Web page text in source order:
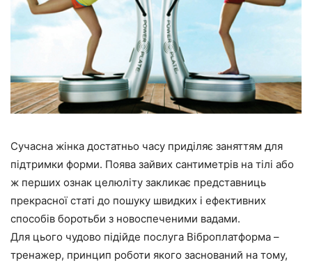
Сучасна жінка достатньо часу приділяє заняттям для
підтримки форми. Поява зайвих сантиметрів на тілі або
ж перших ознак целюліту закликає представниць
прекрасної статі до пошуку швидких і ефективних
способів боротьби з новоспеченими вадами.
Для цього чудово підійде послуга Віброплатформа –
тренажер, принцип роботи якого заснований на тому,